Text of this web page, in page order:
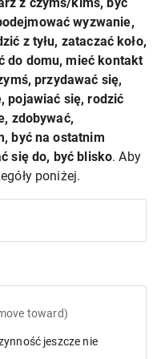
wyzwanie,
z tyłu, zataczać koło,
do domu, mieć kontakt
przydawać się,
pojawiać się, rodzić
zdobywać,
być na ostatnim
się do, być blisko. Aby
poniżej.
toward)
jeszcze nie